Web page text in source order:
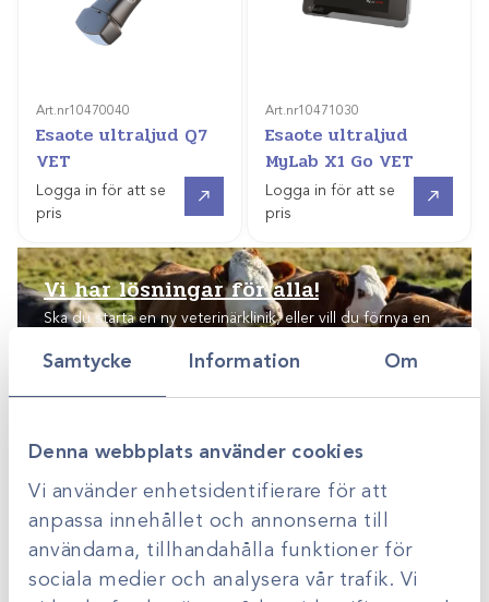
Samtycke Information Om
Denna webbplats använder cookies
Vi använder enhetsidentifierare för att
anpassa innehållet och annonserna till
användarna, tillhandahålla funktioner för
sociala medier och analysera vår trafik. Vi
Art.nr10470040
Esaote ultraljud Q7
VET
Logga in för att se
pris
Art.nr10471030
Esaote ultraljud
MyLab X1 Go VET
Logga in för att se
pris
Vi har lösningar föralla!
Ska du starta en ny veterinärklinik, eller vill du förnya en
planering och förslag på lösningar anpassade efter just